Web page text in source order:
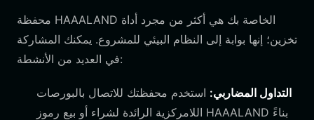
محفظة HAAALAND الخاصة بك هي أكثر من مجرد أداة
تخزين؛ إنها بوابة إلى النظام البيئي للمشروع. يمكنك المشاركة
في العديد من الأنشطة:
التداول المضاربي: استخدم محفظتك للاتصال بالبورصات
اللامركزية الرائدة لشراء أو بيع رموز HAAALAND بناءً